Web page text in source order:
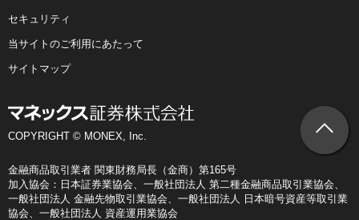
セキュリティ
当サイトのご利用にあたって
サイトマップ
COPYRIGHT © MONEX, Inc.
金融商品取引業者 関東財務局長（金商）第165号
加入協会：日本証券業協会、一般社団法人 第二種金融商品取引業協会、
一般社団法人 金融先物取引業協会、一般社団法人 日本暗号資産等取引業
協会、一般社団法人 資産運用業協会